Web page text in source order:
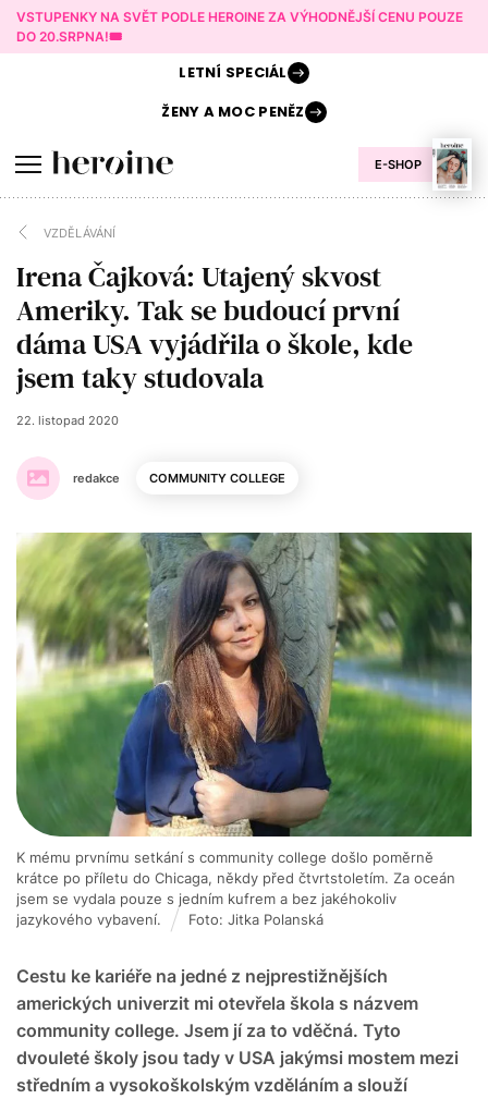
VSTUPENKY NA SVĚT PODLE HEROINE ZA VÝHODNĚJŠÍ CENU POUZE
DO 20.SRPNA!🎟️
E-SHOP
LETNÍ SPECIÁL
ŽENY AMOC PENĚZ
VZDĚLÁVÁNÍ
Irena Čajková: Utajený skvost
Ameriky. Tak se budoucí první
dáma USA vyjádřila o škole, kde
jsem taky studovala
redakce
22. listopad 2020
COMMUNITY COLLEGE
Cestu ke kariéře na jedné z nejprestižnějších
amerických univerzit mi otevřela škola s názvem
community college. Jsem jí za to vděčná. Tyto
dvouleté školy jsou tady v USA jakýmsi mostem mezi
středním a vysokoškolským vzděláním a slouží
K mému prvnímu setkání s community college došlo poměrně
krátce po příletu do Chicaga, někdy před čtvrtstoletím. Za oceán
jsem se vydala pouze s jedním kufrem a bez jakéhokoliv
jazykového vybavení.
Foto: Jitka Polanská